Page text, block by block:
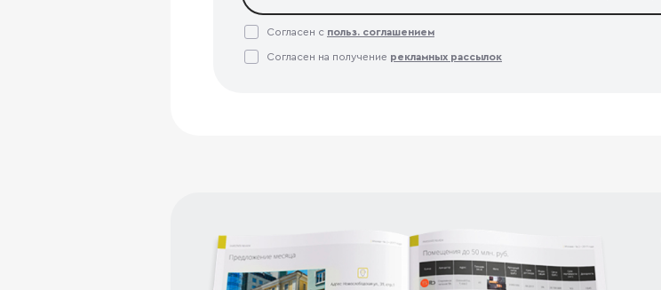
Согласен с польз. соглашением
Согласен на получение рекламных рассылок